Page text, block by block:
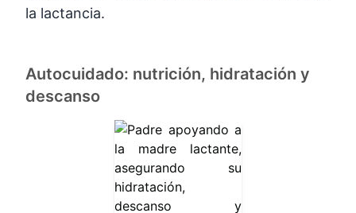
la lactancia.
Autocuidado: nutrición, hidratación y
descanso